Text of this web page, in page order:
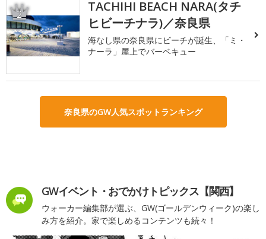
2
TACHIHI BEACH NARA(タチ
ヒビーチナラ)／奈良県
海なし県の奈良県にビーチが誕生、「ミ・
ナーラ」屋上でバーベキュー
奈良県のGW人気スポットランキング
GWイベント・おでかけトピックス【関西】
ウォーカー編集部が選ぶ、GW(ゴールデンウィーク)の楽し
み方を紹介。家で楽しめるコンテンツも続々！